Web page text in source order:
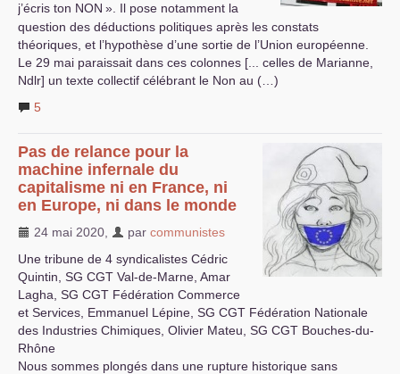
j’écris ton NON ». Il pose notamment la
question des déductions politiques après les constats
théoriques, et l’hypothèse d’une sortie de l’Union européenne.
Le 29 mai paraissait dans ces colonnes [... celles de Marianne,
Ndlr] un texte collectif célébrant le Non au (…)
5
Pas de relance pour la
machine infernale du
capitalisme ni en France, ni
en Europe, ni dans le monde
24 mai 2020 par communistes
Une tribune de 4 syndicalistes Cédric
Quintin, SG CGT Val-de-Marne, Amar
Lagha, SG CGT Fédération Commerce
et Services, Emmanuel Lépine, SG CGT Fédération Nationale
des Industries Chimiques, Olivier Mateu, SG CGT Bouches-du-
Rhône
Nous sommes plongés dans une rupture historique sans